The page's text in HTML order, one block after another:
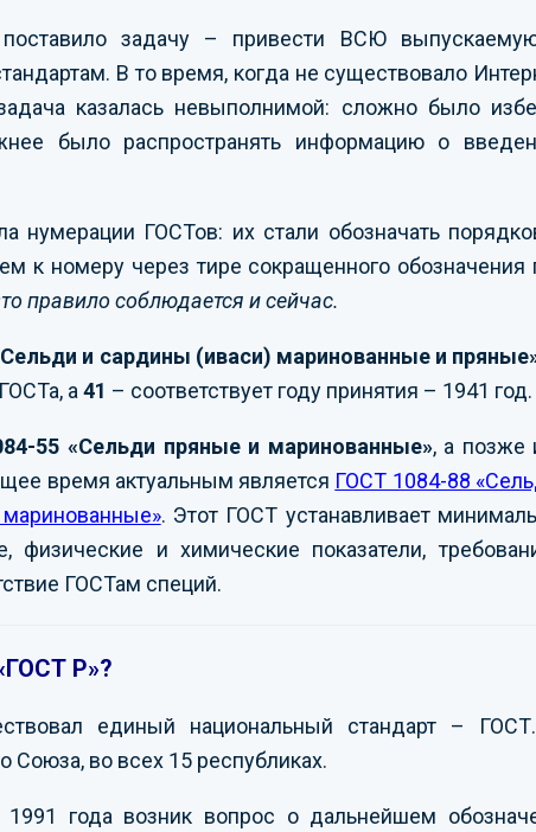
задачу – привести ВСЮ
В то время, когда не существовало
казалась невыполнимой: сложно было
было распространять информацию о
нумерации ГОСТов: их стали обозначать
к номеру через тире сокращенного обозначения
правило соблюдается и сейчас.
и сардины (иваси) маринованные и
а 41 – соответствует году принятия – 1941 год.
55 «Сельди пряные и маринованные», а позже
время актуальным является ГОСТ 1084-88
. Этот ГОСТ устанавливает
физические и химические показатели,
ГОСТам специй.
Р»?
единый национальный стандарт –
Союза, во всех 15 республиках.
года возник вопрос о дальнейшем